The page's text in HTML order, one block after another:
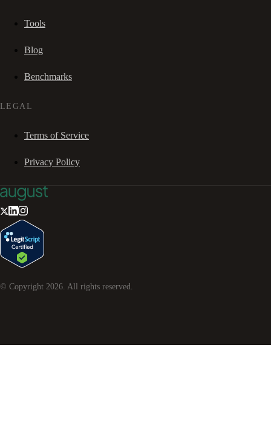
Tools
Blog
Benchmarks
LEGAL
Terms of Service
Privacy Policy
© Copyright 2026 . All rights reserved.